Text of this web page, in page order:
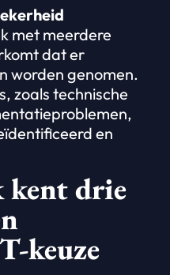
met meerdere
dat er
worden genomen.
zoals technische
en
kent drie
keuze